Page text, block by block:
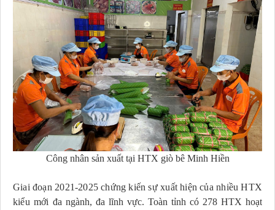
Công nhân sản xuất tại HTX giò bê Minh Hiền
Giai đoạn 2021-2025 chứng kiến sự xuất hiện của nhiều HTX
kiểu mới đa ngành, đa lĩnh vực. Toàn tỉnh có 278 HTX hoạt